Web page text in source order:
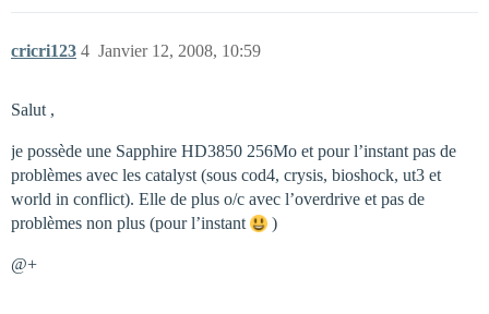
cricri123 Janvier 12, 2008, 10:59
4
Salut ,
je possède une Sapphire HD3850 256Mo et pour l’instant pas de
problèmes avec les catalyst (sous cod4, crysis, bioshock, ut3 et
world in conflict). Elle de plus o/c avec l’overdrive et pas de
problèmes non plus (pour l’instant
)
@+